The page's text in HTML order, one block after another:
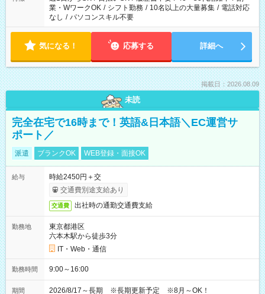
業・WワークOK / シフト勤務 / 10名以上の大量募集 / 電話対応
なし / パソコンスキル不要
気になる！ 応募する 詳細へ
掲載日：2026.08.09
未読
完全在宅で16時まで！英語&日本語＼EC運営サ
ポート／
派遣 ブランクOK WEB登録・面接OK
給与
時給2450円＋交
交通費別途支給あり
交通費 出社時の通勤交通費支給
勤務地
東京都港区
六本木駅から徒歩3分
IT・Web・通信
勤務時間 9:00～16:00
期間 2026/8/17～長期 ※長期更新予定 ※8月～OK！